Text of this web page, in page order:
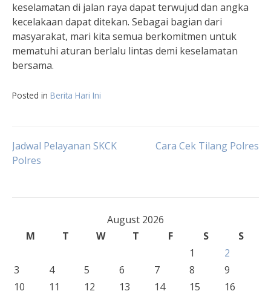
keselamatan di jalan raya dapat terwujud dan angka
kecelakaan dapat ditekan. Sebagai bagian dari
masyarakat, mari kita semua berkomitmen untuk
mematuhi aturan berlalu lintas demi keselamatan
bersama.
Posted in Berita Hari Ini
Post
Jadwal Pelayanan SKCK
Polres
Cara Cek Tilang Polres
August 2026
M
T W T F S
S
1
2
3
4 5 6 7 8
9
10
11 12 13 14 15
16